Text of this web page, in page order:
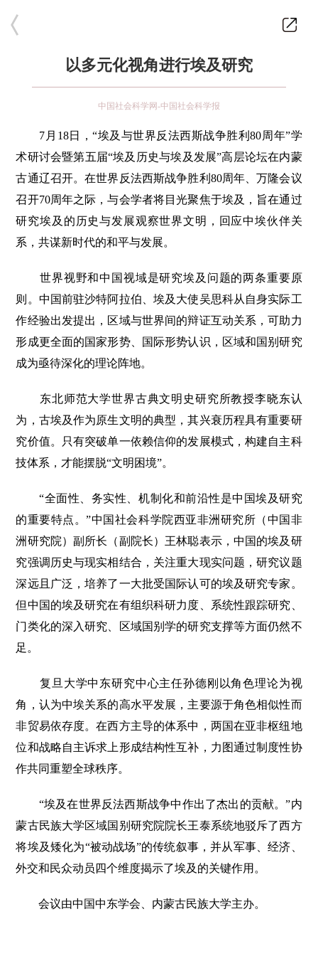
以多元化视角进行埃及研究
中国社会科学网-中国社会科学报
7月18日，“埃及与世界反法西斯战争胜利80周年”学
术研讨会暨第五届“埃及历史与埃及发展”高层论坛在内蒙
古通辽召开。在世界反法西斯战争胜利80周年、万隆会议
召开70周年之际，与会学者将目光聚焦于埃及，旨在通过
研究埃及的历史与发展观察世界文明，回应中埃伙伴关
系，共谋新时代的和平与发展。
世界视野和中国视域是研究埃及问题的两条重要原
则。中国前驻沙特阿拉伯、埃及大使吴思科从自身实际工
作经验出发提出，区域与世界间的辩证互动关系，可助力
形成更全面的国家形势、国际形势认识，区域和国别研究
成为亟待深化的理论阵地。
东北师范大学世界古典文明史研究所教授李晓东认
为，古埃及作为原生文明的典型，其兴衰历程具有重要研
究价值。只有突破单一依赖信仰的发展模式，构建自主科
技体系，才能摆脱“文明困境”。
“全面性、务实性、机制化和前沿性是中国埃及研究
的重要特点。”中国社会科学院西亚非洲研究所（中国非
洲研究院）副所长（副院长）王林聪表示，中国的埃及研
究强调历史与现实相结合，关注重大现实问题，研究议题
深远且广泛，培养了一大批受国际认可的埃及研究专家。
但中国的埃及研究在有组织科研力度、系统性跟踪研究、
门类化的深入研究、区域国别学的研究支撑等方面仍然不
足。
复旦大学中东研究中心主任孙德刚以角色理论为视
角，认为中埃关系的高水平发展，主要源于角色相似性而
非贸易依存度。在西方主导的体系中，两国在亚非枢纽地
位和战略自主诉求上形成结构性互补，力图通过制度性协
作共同重塑全球秩序。
“埃及在世界反法西斯战争中作出了杰出的贡献。”内
蒙古民族大学区域国别研究院院长王泰系统地驳斥了西方
将埃及矮化为“被动战场”的传统叙事，并从军事、经济、
外交和民众动员四个维度揭示了埃及的关键作用。
会议由中国中东学会、内蒙古民族大学主办。